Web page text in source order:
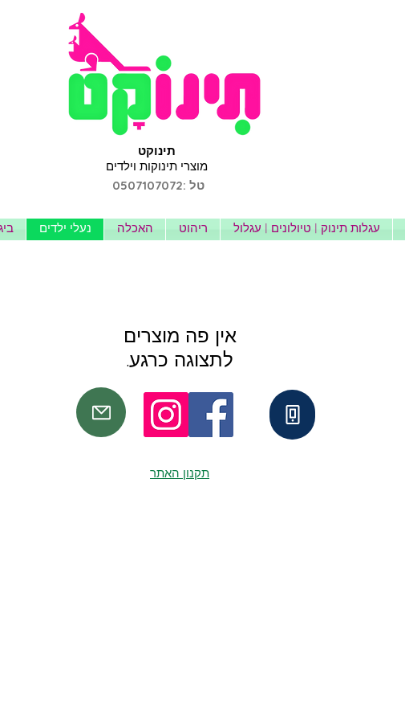
תינוקט
מוצרי תינוקות וילדים
טל :0507107072
עגלות תינוק | טיולונים | עגלול ריהוט האכלה נעלי ילדים
לתצוגה כרגע.
תקנון האתר